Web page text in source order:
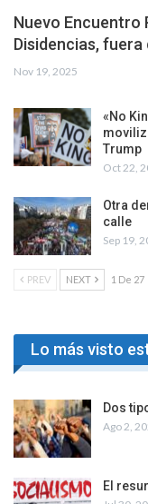
Nuevo Encuentro
Disidencias,
Nov 19, 2025
«No
Trump
Oct 22,
Otra
calle
Sep 19,
PREV NEXT 1 De 27
Lo más visto
Dos
Ago 2,
El